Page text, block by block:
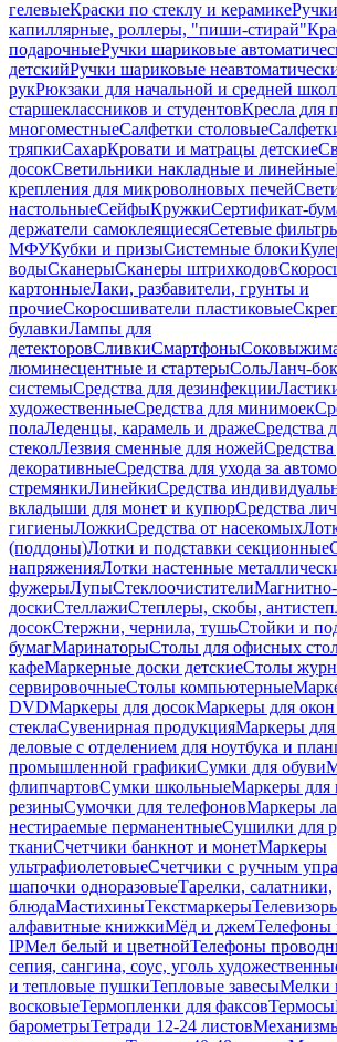
гелевыеКраски по стеклу и керамике
капиллярные, роллеры, "пиши-стирай"
подарочныеРучки шариковые
детскийРучки шариковые
рукРюкзаки для начальной и средней
старшеклассников и студентовКресла для
многоместныеСалфетки столовые
тряпкиСахарКровати и матрацы детские
досокСветильники накладные и линейные
крепления для микроволновых печей
настольныеСейфыКружкиСертификат-
держатели самоклеящиесяСетевые
МФУКубки и призыСистемные блоки
водыСканерыСканеры штрихкодов
картонныеЛаки, разбавители, грунты и
прочиеСкоросшиватели пластиковые
булавкиЛампы для
детекторовСливкиСмартфоны
люминесцентные и стартерыСольЛанч-
системыСредства для дезинфекции
художественныеСредства для минимоек
полаЛеденцы, карамель и дражеСредства
стеколЛезвия сменные для ножей
декоративныеСредства для ухода за
стремянкиЛинейкиСредства
вкладыши для монет и купюрСредства
гигиеныЛожкиСредства от насекомых
(поддоны)Лотки и подставки секционные
напряженияЛотки настенные
фужерыЛупыСтеклоочистители
доскиСтеллажиСтеплеры, скобы,
досокСтержни, чернила, тушьСтойки и
бумагМаринаторыСтолы для офисных
кафеМаркерные доски детскиеСтолы
сервировочныеСтолы компьютерные
DVDМаркеры для досокМаркеры для
стеклаСувенирная продукцияМаркеры
деловые с отделением для ноутбука и
промышленной графикиСумки для обуви
флипчартовСумки школьныеМаркеры для
резиныСумочки для телефоновМаркеры
нестираемые перманентныеСушилки для
тканиСчетчики банкнот и монетМаркеры
ультрафиолетовыеСчетчики с ручным
шапочки одноразовыеТарелки, салатники,
блюдаМастихиныТекстмаркеры
алфавитные книжкиМёд и джемТелефоны
IPМел белый и цветнойТелефоны
сепия, сангина, соус, уголь
и тепловые пушкиТепловые завесыМелки
восковыеТермопленки для факсовТермосы
барометрыТетради 12-24 листов